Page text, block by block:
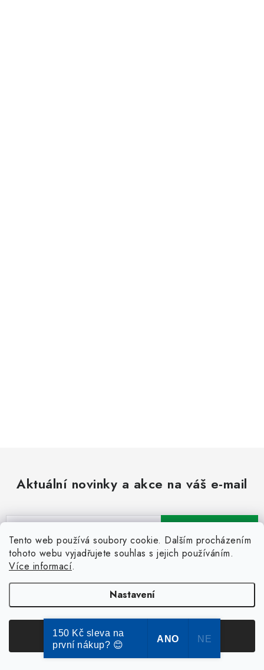
Tento web používá soubory cookie. Dalším procházením
tohoto webu vyjadřujete souhlas s jejich používáním.
Více informací.
Nastavení
Souhlasím
Aktuální novinky a akce na váš e-mail
Vložením e-mailu souhlasíte s
Pomůžeme vám s výběrem
Potřebujete s něčím poradit? Jsme tu pro vás!
150 Kč sleva na
první nákup? 😊
ANO NE